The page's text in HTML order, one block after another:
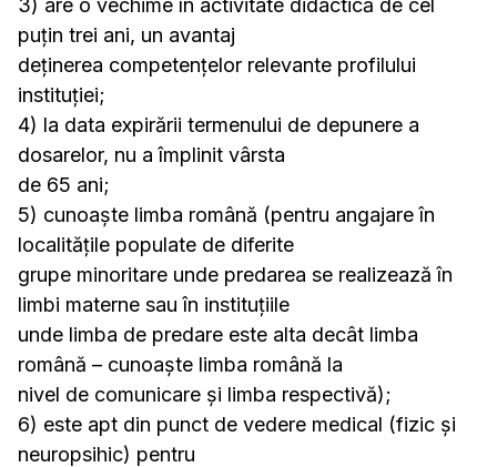
3) are o vechime în activitate didactică de cel
puțin trei ani, un avantaj
deținerea competențelor relevante profilului
instituției;
4) la data expirării termenului de depunere a
dosarelor, nu a împlinit vârsta
de 65 ani;
5) cunoaște limba română (pentru angajare în
localitățile populate de diferite
grupe minoritare unde predarea se realizează în
limbi materne sau în instituțiile
unde limba de predare este alta decât limba
română – cunoaște limba română la
nivel de comunicare și limba respectivă);
6) este apt din punct de vedere medical (fizic și
neuropsihic) pentru